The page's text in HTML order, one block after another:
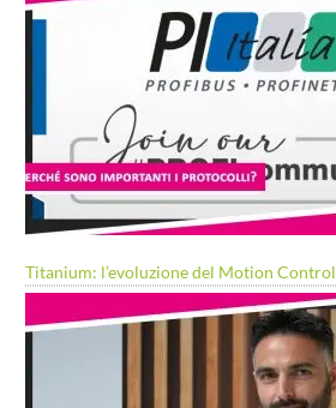
Titanium: l’evoluzione del Motion Control